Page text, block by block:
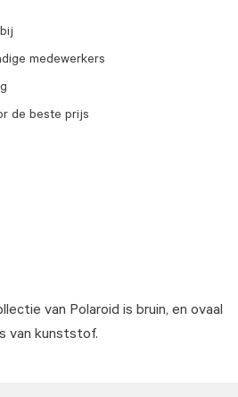
van Polaroid is bruin, en ovaal
van kunststof.
medewerkers
de beste prijs